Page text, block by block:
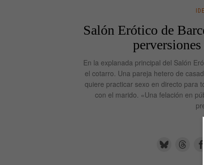
Salón Erótico de
En la explanada principal del Salón
el cotarro. Una pareja hetero de
quiere practicar sexo en directo para
con el marido. «Una felación en